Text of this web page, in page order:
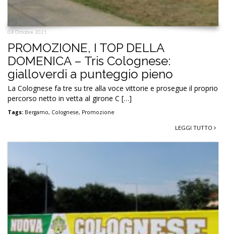
04 Ottobre 2021
PROMOZIONE, I TOP DELLA
DOMENICA – Tris Colognese:
gialloverdi a punteggio pieno
La Colognese fa tre su tre alla voce vittorie e prosegue il proprio
percorso netto in vetta al girone C […]
Tags: Bergamo, Colognese, Promozione
LEGGI TUTTO